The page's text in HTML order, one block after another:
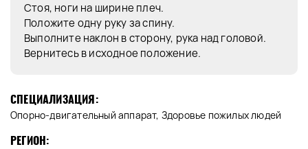
Стоя, ноги на ширине плеч.
Положите одну руку за спину.
Выполните наклон в сторону, рука над головой.
Вернитесь в исходное положение.
СПЕЦИАЛИЗАЦИЯ:
Опорно-двигательный аппарат, Здоровье пожилых людей
РЕГИОН: